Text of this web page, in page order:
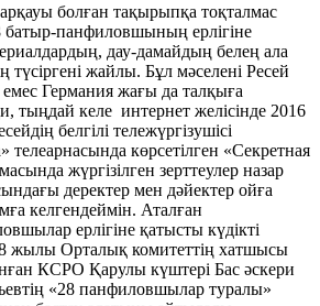
болған тақырыпқа тоқталмас
батыр-панфиловшының ерлігіне
дау-дамайдың белең ала
түсіргені жайлы. Бұл мәселені Ресей
Германия жағы да талқыға
тыңдай келе интернет желісінде 2016
белгілі тележүргізушісі
көрсетілген «Секретная
жүргізілген зерттеулер назар
деректер мен дәйектер ойға
келгендеймін. Аталған
ерлігіне қатысты күдікті
жылы Орталық комитеттің хатшысы
КСРО Қарулы күштері Бас әскери
«28 панфиловшылар туралы»